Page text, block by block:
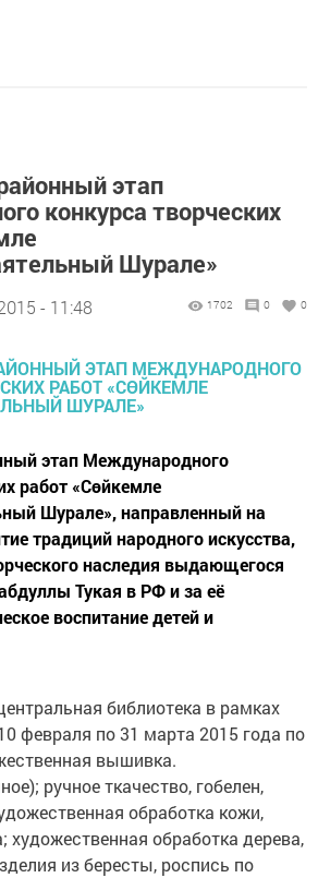
этап
конкурса творческих
Шурале»
- 11:48 1702 0 0
этап Международного
работ «Сөйкемле
Шурале», направленный на
традиций народного искусства,
наследия выдающегося
Тукая в РФ и за её
воспитание детей и
библиотека в рамках
февраля по 31 марта 2015 года по
вышивка.
ручное ткачество, гобелен,
обработка кожи,
художественная обработка дерева,
из бересты, роспись по